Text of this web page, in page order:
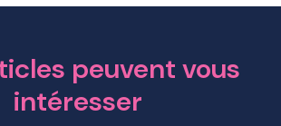
peuvent vous
intéresser